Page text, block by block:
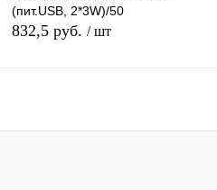
(пит.USB, 2*3W)/50
832,5 руб. / шт